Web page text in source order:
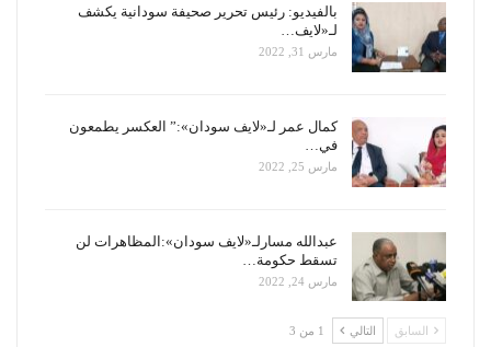
بالفيديو: رئيس تحرير صحيفة سودانية يكشف
لـ«لايف…
مارس 31, 2022
كمال عمر لـ«لايف سودان»:” العكسر يطمعون
في…
مارس 25, 2022
عبدالله مسارلـ«لايف سودان»:المظاهرات لن
تسقط حكومة…
مارس 24, 2022
السابق التالي 1 من 3